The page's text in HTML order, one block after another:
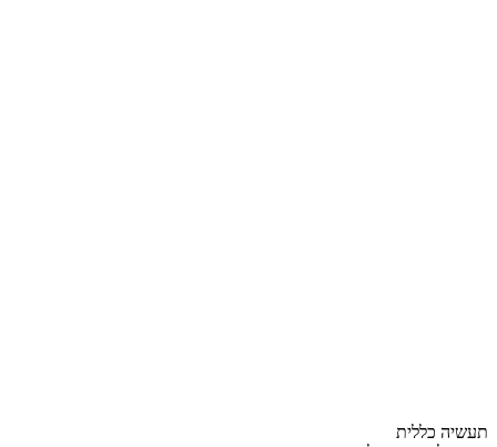
תעשיה כללית